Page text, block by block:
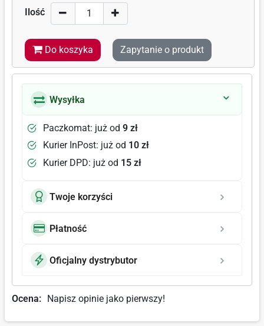
Ilość
Do koszyka Zapytanie o produkt
Wysyłka
Paczkomat: już od 9 zł
Kurier InPost: już od 10 zł
Kurier DPD: już od 15 zł
Twoje korzyści
Płatność
Oficjalny dystrybutor
Ocena: Napisz opinie jako pierwszy!